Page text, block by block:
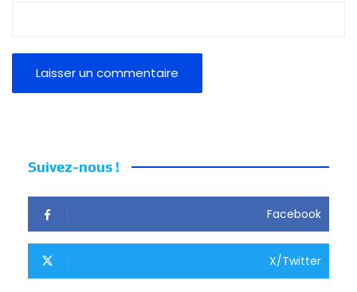
Suivez-nous !
Facebook
X/Twitter